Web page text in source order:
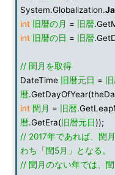
System.Globalization.
int 旧暦の月 = 旧暦
int 旧暦の日 = 旧暦
// 閏月を取得
DateTime 旧暦元日 =
暦
int 閏月 = 旧暦
暦.GetEra( 旧暦元日));
// 2017年であれば、閏
わち「閏5月」となる。
// 閏月のない年では、閏